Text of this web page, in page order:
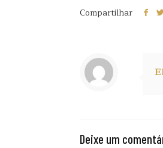
Compartilhar
Deixe um